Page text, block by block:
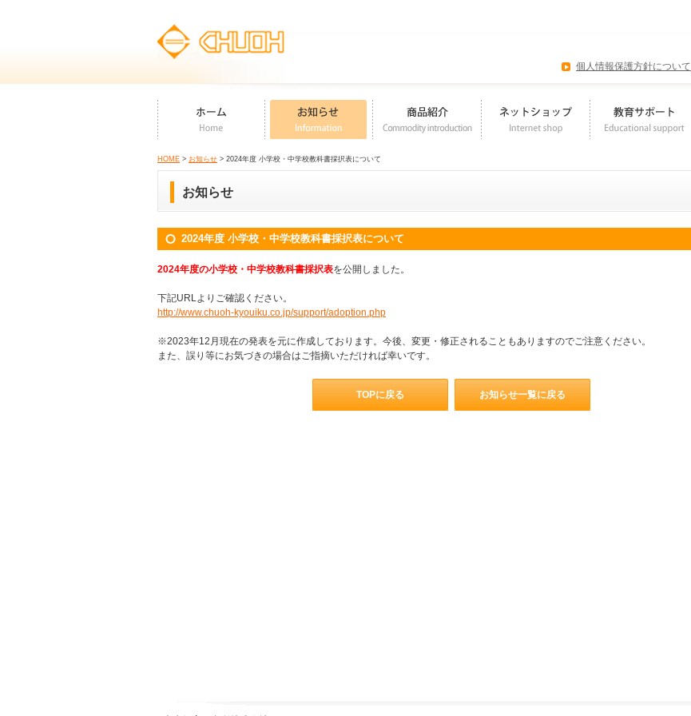
個人情報保護方針について
HOME > お知らせ > 2024年度 小学校・中学校教科書採択表について
お知らせ
2024年度 小学校・中学校教科書採択表について
2024年度の小学校・中学校教科書採択表を公開しました。
下記URLよりご確認ください。
http://www.chuoh-kyouiku.co.jp/support/adoption.php
※2023年12月現在の発表を元に作成しております。今後、変更・修正されることもありますのでご注意ください。
また、誤り等にお気づきの場合はご指摘いただければ幸いです。